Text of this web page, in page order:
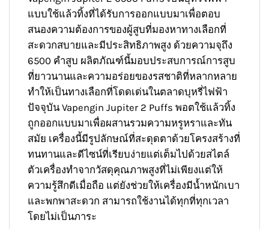
แบบใช้แล้วทิ้งที่ได้รับการออกแบบมาเพื่อตอบ
สนองความต้องการของผู้สูบที่มองหาทางเลือกที่
สะดวกสบายและมีประสิทธิภาพสูง ด้วยความจุถึง
6500 คำสูบ ผลิตภัณฑ์นี้มอบประสบการณ์การสูบ
ที่ยาวนานและความอร่อยของรสชาติที่หลากหลาย
ทำให้เป็นทางเลือกที่โดดเด่นในตลาดบุหรี่ไฟฟ้า
ปัจจุบัน Vapengin Jupiter 2 Puffs พอตใช้แล้วทิ้ง
ถูกออกแบบมาเพื่อผสานรวมความหรูหราและทัน
สมัย เครื่องนี้มีรูปลักษณ์ที่สะดุดตาด้วยโครงสร้างที่
ทนทานและดีไซน์ที่เรียบง่ายแต่เต็มไปด้วยสไตล์
ตัวเครื่องทำจากวัสดุคุณภาพสูงที่ไม่เพียงแต่ให้
ความรู้สึกดีเมื่อถือ แต่ยังช่วยให้เครื่องมีน้ำหนักเบา
และพกพาสะดวก สามารถใช้งานได้ทุกที่ทุกเวลา
โดยไม่เป็นภาระ